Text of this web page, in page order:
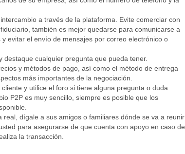
a través de la plataforma. Evite comerciar con
también es mejor quedarse para comunicarse a
evitar el envío de mensajes por correo electrónico o
cualquier pregunta que pueda tener.
y métodos de pago, así como el método de entrega
más importantes de la negociación.
y utilice el foro si tiene alguna pregunta o duda
P2P es muy sencillo, siempre es posible que los
dígale a sus amigos o familiares dónde se va a reunir
para asegurarse de que cuenta con apoyo en caso de
la transacción.